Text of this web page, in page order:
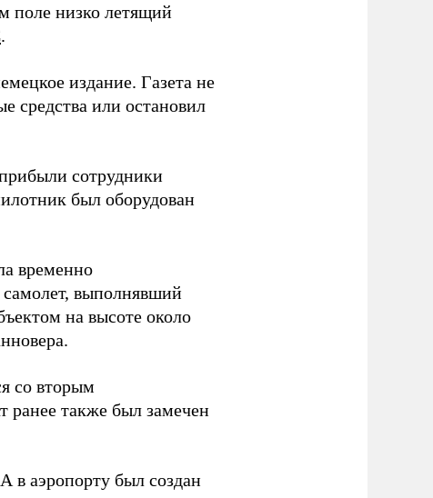
поле низко летящий
.
издание. Газета не
средства или остановил
сотрудники
был оборудован
временно
самолет, выполнявший
на высоте около
со вторым
ранее также был замечен
в аэропорту был создан